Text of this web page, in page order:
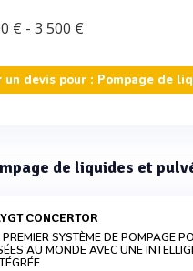
€ -3 500 €
un devis pour : Pompage de
de liquides et
CONCERTOR
PREMIER SYSTÈME DE POMPAGE
AU MONDE AVEC UNE